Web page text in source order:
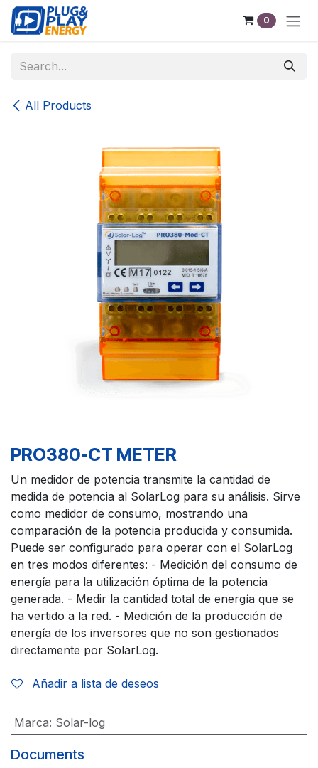
Skip to Content
0
All Products
PRO380-CT METER
Un medidor de potencia transmite la cantidad de
medida de potencia al SolarLog para su análisis. Sirve
como medidor de consumo, mostrando una
comparación de la potencia producida y consumida.
Puede ser configurado para operar con el SolarLog
en tres modos diferentes: - Medición del consumo de
energía para la utilización óptima de la potencia
generada. - Medir la cantidad total de energía que se
ha vertido a la red. - Medición de la producción de
energía de los inversores que no son gestionados
directamente por SolarLog.
Añadir a lista de deseos
Marca: Solar-log
Documents